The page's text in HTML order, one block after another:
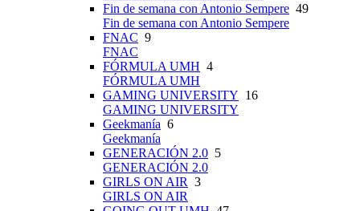
Fin de semana con Antonio Sempere 49
Fin de semana con Antonio Sempere
FNAC 9
FNAC
FÓRMULA UMH 4
FÓRMULA UMH
GAMING UNIVERSITY 16
GAMING UNIVERSITY
Geekmanía 6
Geekmanía
GENERACIÓN 2.0 5
GENERACIÓN 2.0
GIRLS ON AIR 3
GIRLS ON AIR